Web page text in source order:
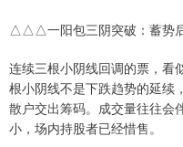
△△△一阳包三阴突破：蓄势
连续三根小阴线回调的票，看
根小阴线不是下跌趋势的延续
散户交出筹码。成交量往往会
小，场内持股者已经惜售。